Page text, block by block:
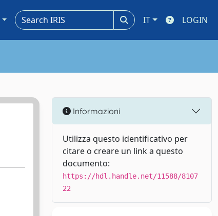
IT LOGIN
Informazioni
Utilizza questo identificativo per
citare o creare un link a questo
documento:
https://hdl.handle.net/11588/8107
22